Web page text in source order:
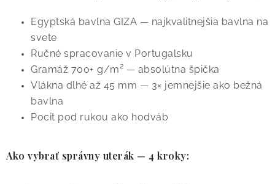
Egyptská bavlna GIZA — najkvalitnejšia bavlna na
svete
Ručné spracovanie v Portugalsku
Gramáž 700+ g/m² — absolútna špička
Vlákna dlhé až 45 mm — 3× jemnejšie ako bežná
bavlna
Pocit pod rukou ako hodváb
Ako vybrať správny uterák — 4 kroky: